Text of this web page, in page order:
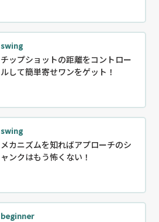
swing
チップショットの距離をコントロー
ルして簡単寄せワンをゲット！
swing
メカニズムを知ればアプローチのシ
ャンクはもう怖くない！
beginner